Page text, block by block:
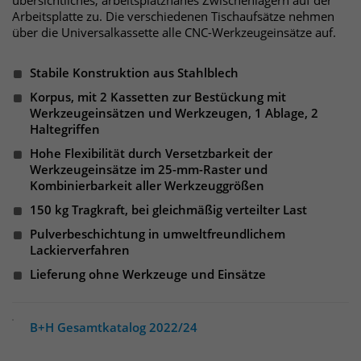
Arbeitsplatte zu. Die verschiedenen Tischaufsätze nehmen
über die Universalkassette alle CNC-Werkzeugeinsätze auf.
Stabile Konstruktion aus Stahlblech
Korpus, mit 2 Kassetten zur Bestückung mit
Werkzeugeinsätzen und Werkzeugen, 1 Ablage, 2
Haltegriffen
Hohe Flexibilität durch Versetzbarkeit der
Werkzeugeinsätze im 25-mm-Raster und
Kombinierbarkeit aller Werkzeuggrößen
150 kg Tragkraft, bei gleichmäßig verteilter Last
Pulverbeschichtung in umweltfreundlichem
Lackierverfahren
Lieferung ohne Werkzeuge und Einsätze
B+H Gesamtkatalog 2022/24
Anbieter TYPO3
Laufzeit 1 Jahr
Zweck
Enthält die gewählten Tracking-Optin-
Websitebesucher für die Dauer des
Besuchs der Webseite zu identifizieren.
Name _pk_id
Anbieter Matomo
Laufzeit 13 Monate
Das Cookie wird von Matomo installiert.
Das Cookie wird verwendet, um
Besucher-, Sitzungs- und
Kampagnendaten zu berechnen und
die Nutzung der Website für den
Analysebericht der Website zu
eine randoly generierte Nummer zu,